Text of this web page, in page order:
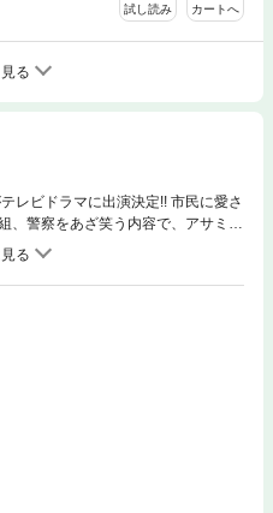
試し読み カートへ
る
レビドラマに出演決定!! 市民に愛さ
、警察をあざ笑う内容で、アサミた
事件が起こり!! 相棒の原田、先輩の
る市民安全課の面々。 実力もセク
のポリスストーリー第4巻!!